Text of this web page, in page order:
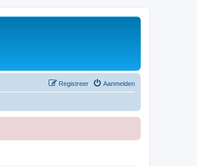
Aanmelden
Registreer